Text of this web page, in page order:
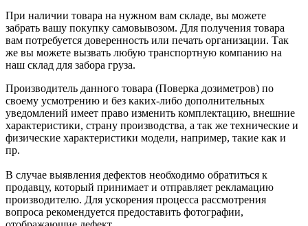
При наличии товара на нужном вам складе, вы можете
забрать вашу покупку самовывозом. Для получения товара
вам потребуется доверенность или печать организации. Так
же вы можете вызвать любую транспортную компанию на
наш склад для забора груза.
Производитель данного товара (Поверка дозиметров) по
своему усмотрению и без каких-либо дополнительных
уведомлений имеет право изменить комплектацию, внешние
характеристики, страну производства, а так же технические и
физические характеристики модели, например, такие как и
пр.
В случае выявления дефектов необходимо обратиться к
продавцу, который принимает и отправляет рекламацию
производителю. Для ускорения процесса рассмотрения
вопроса рекомендуется предоставить фотографии,